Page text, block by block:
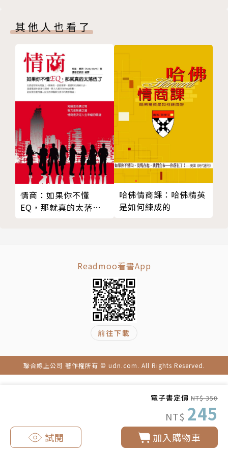
電子書定價 NT$ 350
NT$ 245
加入購物車
試閱
情感邊界：無論彼此多親密，過度依賴對方就是失策
關愛邊界：不以「愛」的名義控制他
興趣邊界：不將個人喜好強加於孩子身上
分享邊界：與其強迫分享，不如尊重他的意願
心理距離邊界：遵循「刺蝟法則」，彼此保持最舒服的
距離
【CHAPTER 5 夫妻：有邊界的婚姻，才能長久】
願景邊界：與其指責對方，不如大方提需求
角色邊界：與另一半有共識，明確責任和角色
習慣邊界：家教再好，也要尊重他人習慣
家庭事務邊界：再小的家務事，也要共同協商
經濟與情感邊界：恩愛夫妻，經濟與情感也要各自獨立
學會拒絕另一半「越界」的請求
後記 不替對方做決定，不插手他人應盡的義務
其他人也看了
情商：如果你不懂
EQ，那就真的太落伍
哈佛情商課：哈佛精英
是如何練成的
Readmoo看書App
前往下載
聯合線上公司 著作權所有 © udn.com. All Rights Reserved.